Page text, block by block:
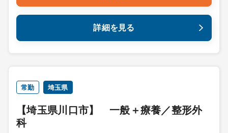
詳細を見る
常勤 埼玉県
【埼玉県川口市】 一般＋療養／整形外
科